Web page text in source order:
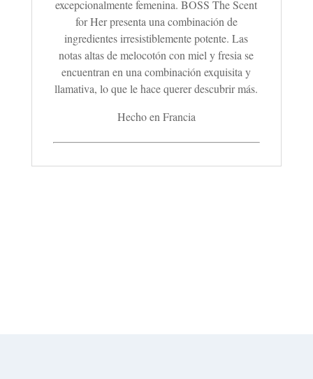
excepcionalmente femenina. BOSS The Scent
for Her presenta una combinación de
ingredientes irresistiblemente potente. Las
notas altas de melocotón con miel y fresia se
encuentran en una combinación exquisita y
llamativa, lo que le hace querer descubrir más.
Hecho en Francia